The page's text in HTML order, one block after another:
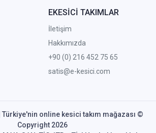
EKESİCİ TAKIMLAR
İletişim
Hakkımızda
+90 (0) 216 452 75 65
satis@e-kesici.com
| Türkiye'nin online kesici takım mağazası ©
Copyright 2026